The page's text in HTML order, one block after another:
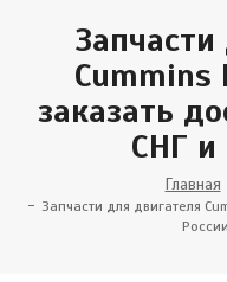
Cummins
заказать
СНГ и
Главная
Запчасти для двигателя